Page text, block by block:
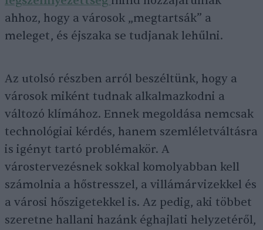
ahhoz, hogy a városok „megtartsák” a
meleget, és éjszaka se tudjanak lehűlni.
Az utolsó részben arról beszéltünk, hogy a
városok miként tudnak alkalmazkodni a
változó klímához. Ennek megoldása nemcsak
technológiai kérdés, hanem szemléletváltásra
is igényt tartó problémakör. A
várostervezésnek sokkal komolyabban kell
számolnia a hőstresszel, a villámárvizekkel és
a városi hőszigetekkel is. Az pedig, aki többet
szeretne hallani hazánk éghajlati helyzetéről,